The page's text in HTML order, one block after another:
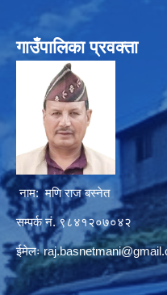
गाउँपालिका प्रवक्ता
नाम: मणि राज बस्नेत
सम्पर्क नं. ९८४१२०७०४२
ईमेलः